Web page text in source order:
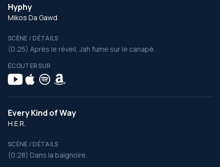
Hyphy
Mikos Da Gawd
SCÈNE / DÉTAILS
(0:25) Après le réveil, Jah fume sur le canapé.
ÉCOUTER SUR
Every Kind of Way
H.E.R.
SCÈNE / DÉTAILS
(0:28) Dans la baignoire.